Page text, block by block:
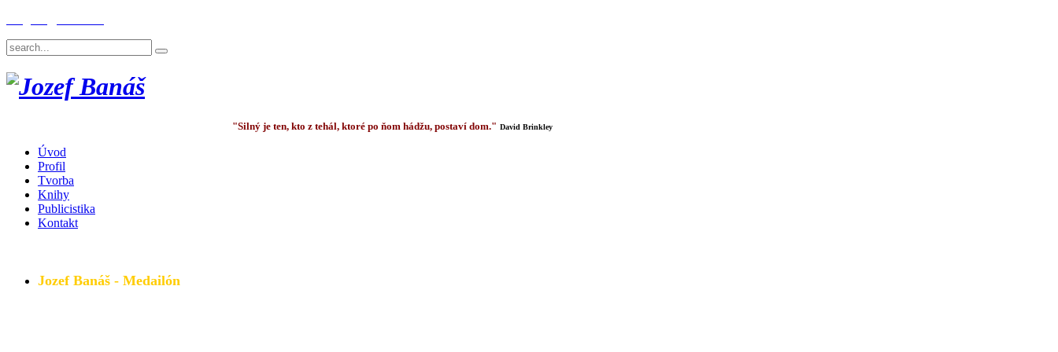
"Silný je ten, kto z tehál, ktoré po ňom hádžu, postaví dom." David Brinkley
Úvod
Profil
Tvorba
Knihy
Publicistika
Kontakt
Jozef Banáš - Medailón